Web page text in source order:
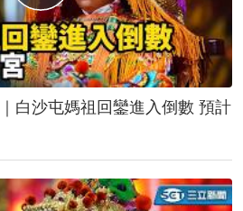
白沙屯媽祖回鑾進入倒數 預計